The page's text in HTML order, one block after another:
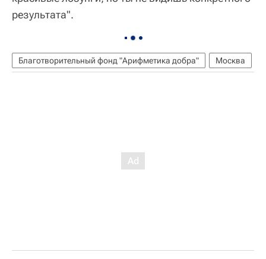
результата".
Благотворительный фонд "Арифметика добра" Москва